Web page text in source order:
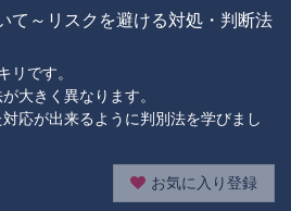
～リスクを避ける対処・判断法
リです。
大きく異なります。
応が出来るように判別法を学びまし
お気に入り登録